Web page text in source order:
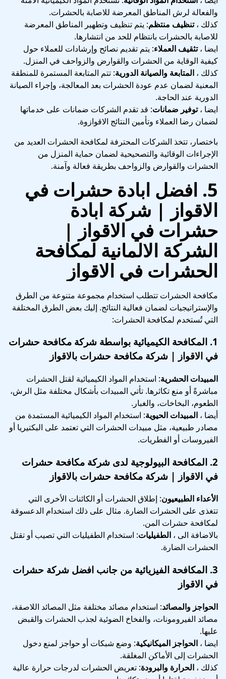
والفعالة لرش المناطق المعرضة للاصابة بالحشرات.
كذلك ،تنظيف منتظم: يتم تنظيف وتطهير المناطق المعرضة
للاصابة بالحشرات بانتظام للحد من انتشارها.
ايضا ،تثقيف العملاء: يتم تقديم نصائح وإرشادات للعملاء حول
كيفية الوقاية من الحشرات والقوارض والزواحف في المنزل.
كذلك ، المتابعة والصيانة الدورية: تتم المتابعة المستمرة للمنطقة
المعنية لضمان عدم عودة الحشرات بعد المعالجة، وإجراء الصيانة
الدورية عند الحاجة.
ايضا ،توفير ضمانات: قد تقدم الشركات ضمانات على خدماتها
لضمان رضا العملاء وتأمين النتائج الاقوازوة.
باختصار، تتخذ الشركات المحترفة لمكافحة الحشرات العديد من
الإجراءات الوقائية والتصحيحية لضمان حماية المنزل من
الحشرات والقوارض والزواحف بطريقة فعالة وآمنة.
5. افضل ابادة حشرات في
الاقواز | شركة ابادة
حشرات في الاقواز |
الشركة الالمانية لمكافحة
الحشرات في الاقواز
مكافحة الحشرات تتطلب استخدام مجموعة متنوعة من الطرق
والإستراتيجيات لضمان فعالية النتائج. إليك بعض الطرق المختلفة
التي تُستخدم لمكافحة الحشرات:
1. المكافحة الكيميائية بواسطة شركة مكافحة حشرات
في الاقواز | شركة مكافحة حشرات بالاقواز
المبيدات الحشرية: استخدام المواد الكيميائية لقتل الحشرات
مباشرةً أو منع تكاثرها. تأتي المبيدات بأشكال مختلفة مثل الرش،
الطعوم، البخاخات، والغبار.
أيضا ، المبيدات الحيوية: استخدام المواد الكيميائية المستمدة من
مصادر طبيعية، مثل مبيدات الحشرات التي تعتمد على البكتيريا أو
الفيروسات أو الفطريات.
2. المكافحة البيولوجية لدى شركة مكافحة حشرات
في الاقواز | شركة مكافحة حشرات بالاقواز
الأعداء الطبيعيون: إطلاق الحشرات أو الكائنات الأخرى التي
تتغذى على الحشرات الضارة. مثال على ذلك استخدام الدعسوقة
لمكافحة حشرات المن.
بالاضافة الى ، الطفيليات: استخدام الطفيليات التي تصيب أو تقتل
الحشرات الضارة.
3. المكافحة الفيزيائية من جانب افضل شركة حشرات
في الاقواز
الحواجز والمصائد: استخدام مصائد مختلفة مثل المصائد اللاصقة،
مصائد الفيرومونات، والفخاخ الضوئية لجذب الحشرات والقبض
عليها.
ايضا ، الحواجز الميكانيكية: وضع شبكات أو حواجز لمنع دخول
الحشرات إلى الأماكن المغلقة.
كذلك ، الحرارة والبرودة: تعريض الحشرات لدرجات حرارة عالية